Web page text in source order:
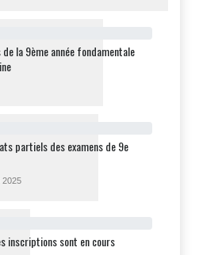
la 9ème année fondamentale
partiels des examens de 9e
2025
inscriptions sont en cours